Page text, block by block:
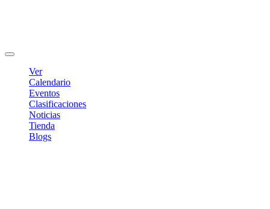
Ver
Calendario
Eventos
Clasificaciones
Noticias
Tienda
Blogs